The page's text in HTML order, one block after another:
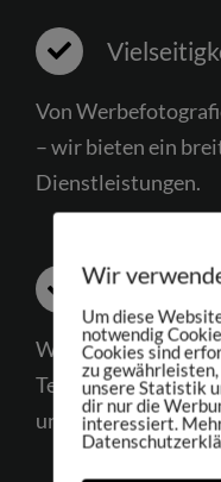
Von
– wir bieten ein
Dienstleistungen.
Wir nutzen die
Techniken, um stets
unsere Kunden zu
Wir
Um diese
notwendig
Cookies sind
zu
unsere Statistik
dir nur die
interessiert.